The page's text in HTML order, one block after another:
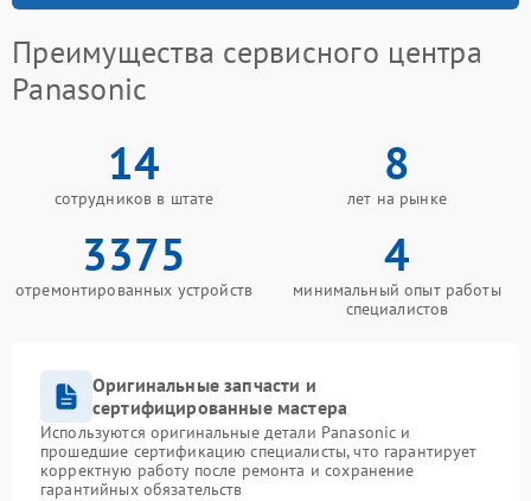
Преимущества сервисного центра
Panasonic
14
сотрудников в штате
8
лет на рынке
3375
отремонтированных устройств
4
минимальный опыт работы
специалистов
Оригинальные запчасти и
сертифицированные мастера
Используются оригинальные детали Panasonic и
прошедшие сертификацию специалисты, что гарантирует
корректную работу после ремонта и сохранение
гарантийных обязательств